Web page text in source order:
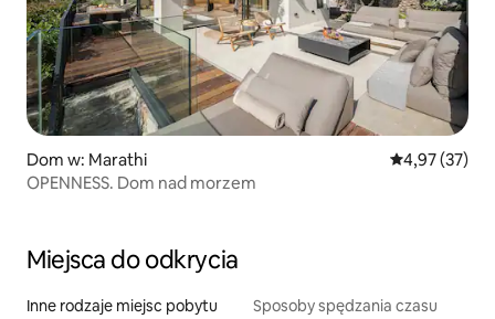
Dom w: Marathi Średnia
4,97 (37)
OPENNESS. Dom nad morzem
Miejsca do odkrycia
Inne rodzaje miejsc pobytu Sposoby spędzania czasu